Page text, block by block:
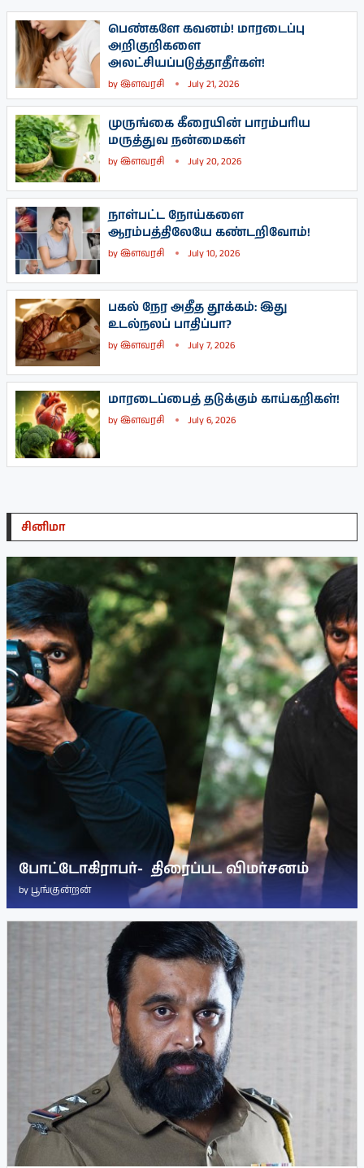
பெண்களே கவனம்! மாரடைப்பு
அறிகுறிகளை
அலட்சியப்படுத்தாதீர்கள்!
byஇளவரசி July 21, 2026
முருங்கை கீரையின் பாரம்பரிய
மருத்துவ நன்மைகள்
byஇளவரசி July 20, 2026
நாள்பட்ட நோய்களை
ஆரம்பத்திலேயே கண்டறிவோம்!
byஇளவரசி July 10, 2026
பகல் நேர அதீத தூக்கம்: இது
உடல்நலப் பாதிப்பா?
byஇளவரசி July 7, 2026
மாரடைப்பைத் தடுக்கும் காய்கறிகள்!
byஇளவரசி July 6, 2026
சினிமா
போட்டோகிராபர்- ‌ திரைப்பட விமர்சனம்
by பூங்குன்றன்